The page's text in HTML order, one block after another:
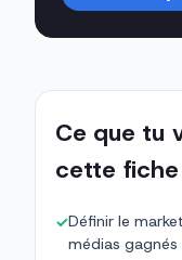
Ce que tu
cette fiche
✓Définir le
médias gagnés